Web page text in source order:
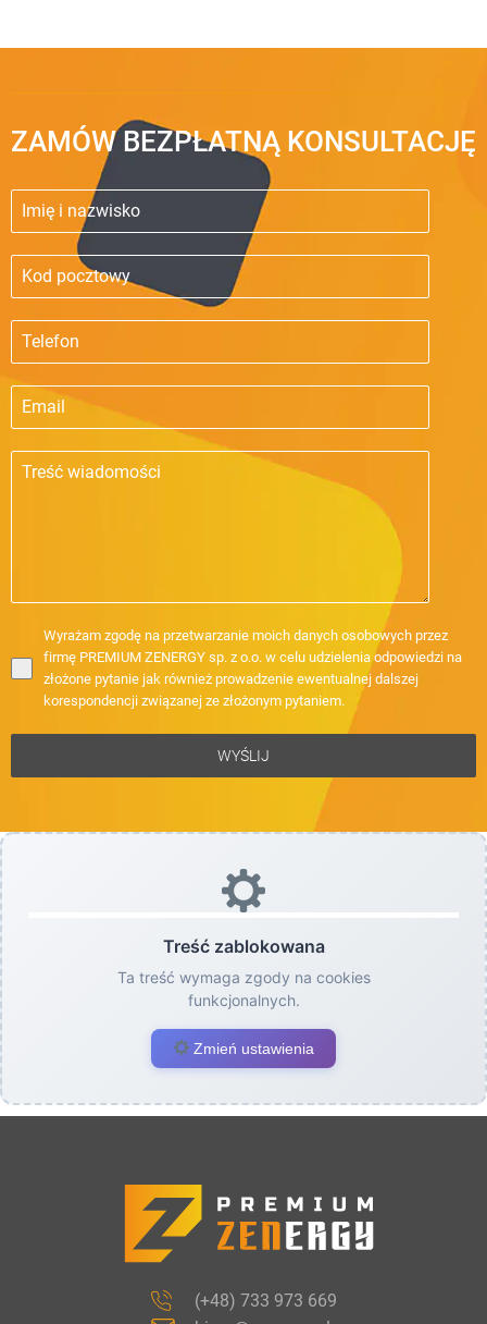
ZAMÓW BEZPŁATNĄ KONSULTACJĘ
Wyrażam zgodę na przetwarzanie moich danych osobowych przez
firmę PREMIUM ZENERGY sp. z o.o. w celu udzielenia odpowiedzi na
złożone pytanie jak również prowadzenie ewentualnej dalszej
korespondencji związanej ze złożonym pytaniem.
WYŚLIJ
Treść zablokowana
Ta treść wymaga zgody na cookies
funkcjonalnych.
Zmień ustawienia
(+48) 733 973 669